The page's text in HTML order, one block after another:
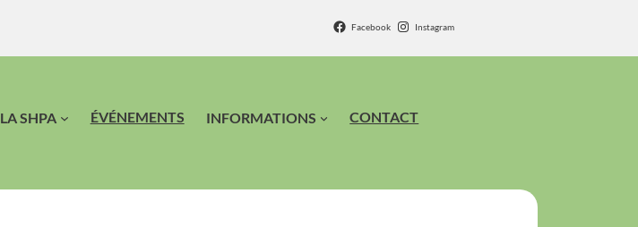
Facebook Instagram
LA SHPA ÉVÉNEMENTS INFORMATIONS CONTACT